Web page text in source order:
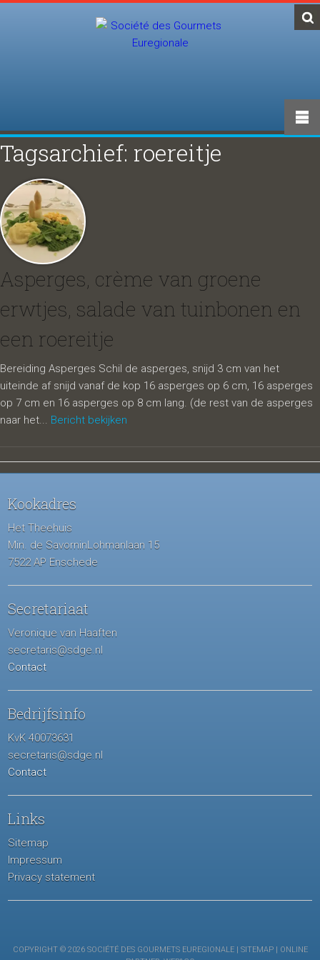
Tagsarchief: roereitje
Asperges, crème van groene
erwtjes, salade van tuinbonen en
een roereitje
Bereiding Asperges Schil de asperges, snijd 3 cm van het
uiteinde af snijd vanaf de kop 16 asperges op 6 cm, 16 asperges
op 7 cm en 16 asperges op 8 cm lang. (de rest van de asperges
naar het... Bericht bekijken
Kookadres
Het Theehuis
Min. de SavorninLohmanlaan 15
7522 AP Enschede
Secretariaat
Veronique van Haaften
secretaris@sdge.nl
Contact
Bedrijfsinfo
KvK 40073631
secretaris@sdge.nl
Contact
Links
Sitemap
Impressum
Privacy statement
COPYRIGHT © 2026 SOCIÉTÉ DES GOURMETS EUREGIONALE | SITEMAP| ONLINE